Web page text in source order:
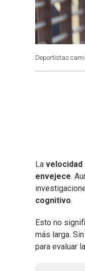
Deportistas
La velocidad
envejece.
cognitivo.
Esto no
más larga.
para evaluar